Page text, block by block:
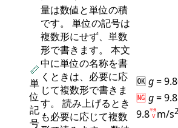
📏
単
位
記
号
量は数値と単位の積
です。 単位の記号は
複数形にせず、単数
形で書きます。 本文
中に単位の名称を書
くときは、必要に応
じて複数形で書きま
す。 読み上げるとき
も必要に応じて複数
🆗g=
🆖g=
9.8 Ⅴ
半角 m/s2